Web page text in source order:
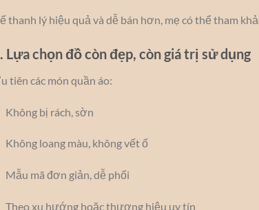
thanh lý hiệu quả và dễ bán hơn, mẹ có thể tham
Lựa chọn đồ còn đẹp, còn giá trị sử dụng
tiên các món quần áo:
Không bị rách, sờn
Không loang màu, không vết ố
Mẫu mã đơn giản, dễ phối
Theo xu hướng hoặc thương hiệu uy tín